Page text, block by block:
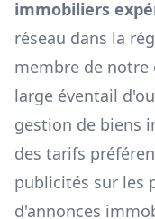
immobiliers
réseau dans la
membre de notre
large éventail
gestion de biens
des tarifs
publicités sur les
d'annonces